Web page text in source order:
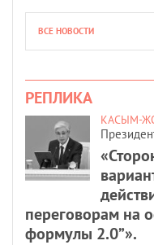
ВСЕ НОВОСТИ
РЕПЛИКА
КАСЫМ-
переговорам на
формулы 2.0”».